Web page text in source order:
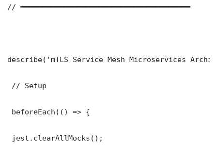
// ═══════════════════════════════════════
describe('mTLS Service Mesh Microservices
// Setup
beforeEach(() => {
jest.clearAllMocks();